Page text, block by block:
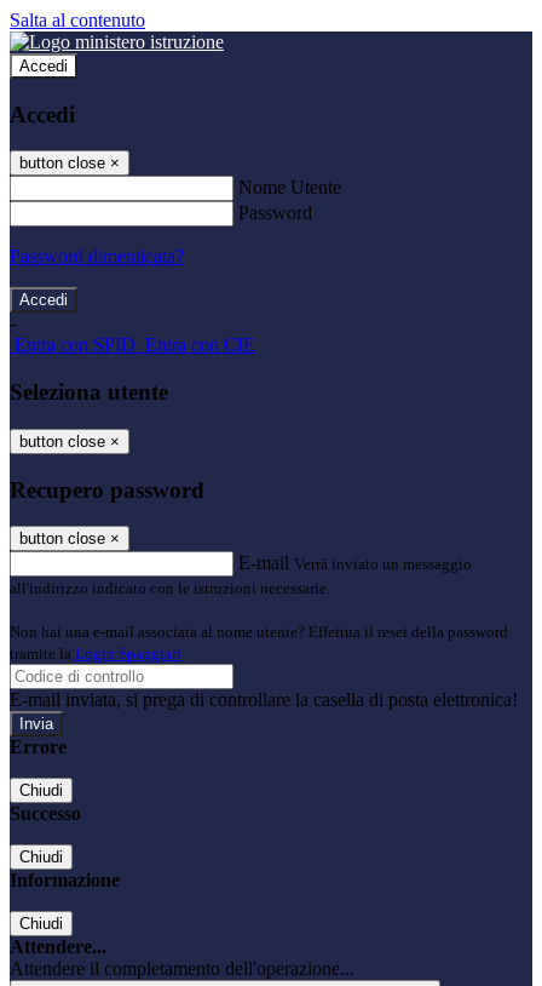
Salta al contenuto
Accedi
Accedi
button close ×
Nome Utente
Password
Password dimenticata?
-
Entra con SPID Entra con CIE
Seleziona utente
button close ×
Recupero password
button close ×
E-mail Verrà inviato un messaggio
all'indirizzo indicato con le istruzioni necessarie.
Non hai una e-mail associata al nome utente? Effettua il reset della password
tramite la Login Spaggiari
E-mail inviata, si prega di controllare la casella di posta elettronica!
Errore
Chiudi
Successo
Chiudi
Informazione
Chiudi
Attendere...
Attendere il completamento dell'operazione...